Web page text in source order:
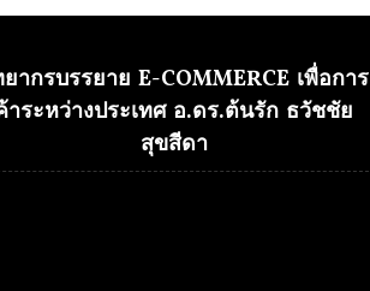
ากรบรรยาย E-COMMERCE เพื่อการ
าระหว่างประเทศ อ.ดร.ต้นรัก ธวัชชัย
สุขสีดา